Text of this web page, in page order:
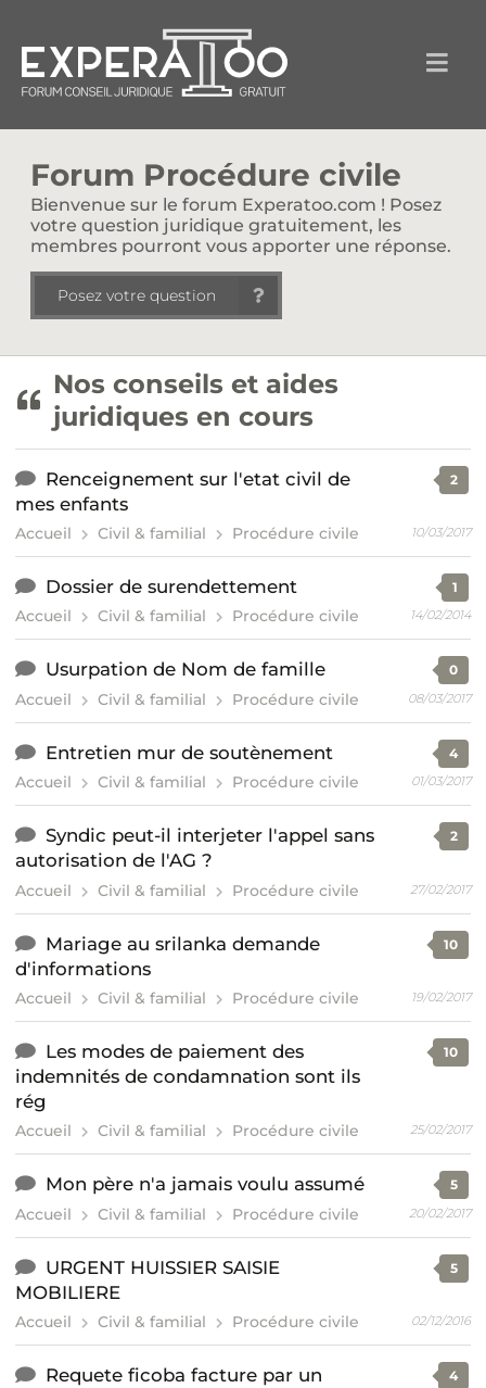
Forum Procédure civile
Bienvenue sur le forum Experatoo.com ! Posez
votre question juridique gratuitement, les
membres pourront vous apporter une réponse.
Posez votre question
Nos conseils et aides
juridiques en cours
Renceignement sur l'etat civil de
mes enfants
Accueil Civil & familial Procédure civile
2
10/03/2017
Dossier de surendettement
Accueil Civil & familial Procédure civile
1
14/02/2014
Usurpation de Nom de famille
Accueil Civil & familial Procédure civile
0
08/03/2017
Entretien mur de soutènement
Accueil Civil & familial Procédure civile
4
01/03/2017
Syndic peut-il interjeter l'appel sans
autorisation de l'AG ?
Accueil Civil & familial Procédure civile
2
27/02/2017
Mariage au srilanka demande
d'informations
Accueil Civil & familial Procédure civile
10
19/02/2017
Les modes de paiement des
indemnités de condamnation sont ils
rég
Accueil Civil & familial Procédure civile
10
25/02/2017
Mon père n'a jamais voulu assumé
Accueil Civil & familial Procédure civile
5
20/02/2017
URGENT HUISSIER SAISIE
MOBILIERE
Accueil Civil & familial Procédure civile
5
02/12/2016
Requete ficoba facture par un
4